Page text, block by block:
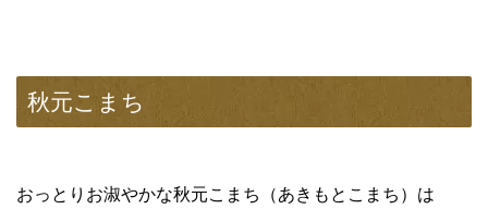
秋元こまち
おっとりお淑やかな秋元こまち（あきもとこまち）は